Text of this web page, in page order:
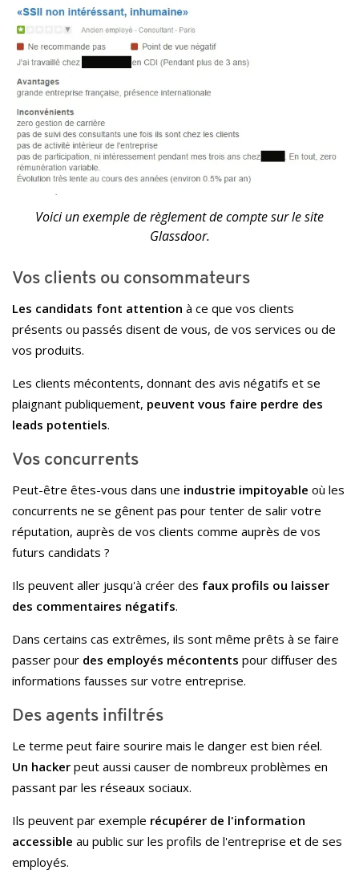
Voici un exemple de règlement de compte sur le site
Glassdoor.
Vos clients ou consommateurs
Les candidats font attention à ce que vos clients
présents ou passés disent de vous, de vos services ou de
vos produits.
Les clients mécontents, donnant des avis négatifs et se
plaignant publiquement, peuvent vous faire perdre des
leads potentiels.
Vos concurrents
Peut-être êtes-vous dans une industrie impitoyable où les
concurrents ne se gênent pas pour tenter de salir votre
réputation, auprès de vos clients comme auprès de vos
futurs candidats ?
Ils peuvent aller jusqu'à créer des faux profils ou laisser
des commentaires négatifs.
Dans certains cas extrêmes, ils sont même prêts à se faire
passer pour des employés mécontents pour diffuser des
informations fausses sur votre entreprise.
Des agents infiltrés
Le terme peut faire sourire mais le danger est bien réel.
Un hacker peut aussi causer de nombreux problèmes en
passant par les réseaux sociaux.
Ils peuvent par exemple récupérer de l'information
accessible au public sur les profils de l'entreprise et de ses
employés.